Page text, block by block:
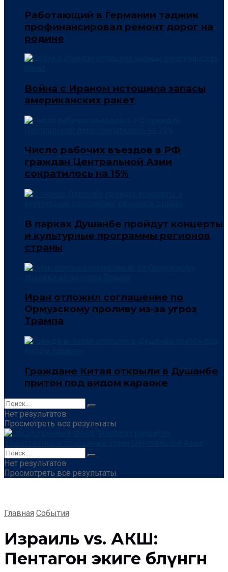
Работающий в Германии таджик
профинансировал ремонт дорог на
родине
Война с Ираном истощила запасы
американских ракет
Число рабочих въездов в РФ
граждан Центральной Азии
сократилось на 15%
В парках Душанбе пройдут концерты
и культурные программы регионов
страны
Иран отложил соглашение по
Ормузскому проливу из-за угроз
Трампа
Граждане Китая открыли в Душанбе
притон под видом караоке
Нет результатов
Просмотреть все результаты
Нет результатов
Просмотреть все результаты
Главная События
Израиль vs. АКШ:
Пентагон экиге бөлүнгөн